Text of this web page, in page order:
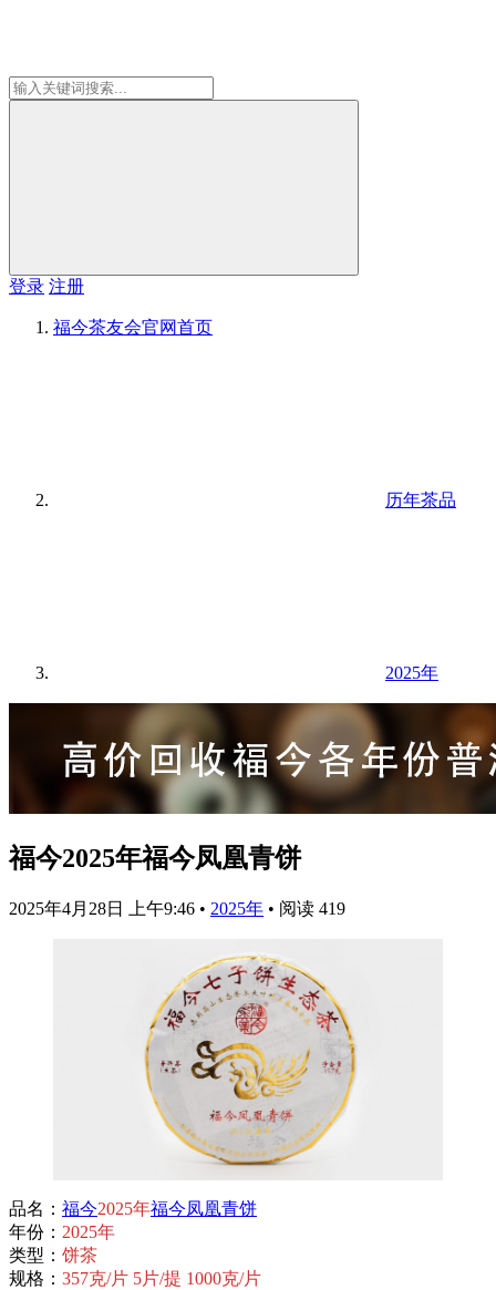
登录 注册
福今茶友会官网首页
历年茶品
2025年
福今2025年福今凤凰青饼
2025年4月28日 上午9:46 • 2025年 • 阅读 419
品名： 福今2025年福今凤凰青饼
年份： 2025年
类型： 饼茶
规格： 357克/片 5片/提 1000克/片